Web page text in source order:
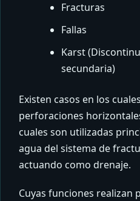
Fracturas
Fallas
Karst
secundaria)
Existen casos en los
perforaciones
cuales son utilizadas
agua del sistema de
actuando como drenaje.
Cuyas funciones realizan